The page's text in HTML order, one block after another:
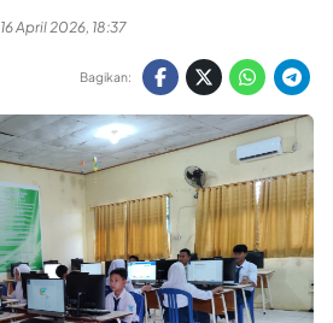
16 April 2026, 18:37
Bagikan: